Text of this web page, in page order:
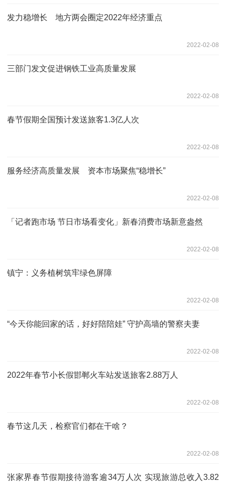
发力稳增长 地方两会圈定2022年经济重点
2022-02-08
三部门发文促进钢铁工业高质量发展
2022-02-08
春节假期全国预计发送旅客1.3亿人次
2022-02-08
服务经济高质量发展 资本市场聚焦“稳增长”
2022-02-08
「记者跑市场 节日市场看变化」新春消费市场新意盎然
2022-02-08
镇宁：义务植树筑牢绿色屏障
2022-02-08
“今天你能回家的话，好好陪陪娃” 守护高墙的警察夫妻
2022-02-08
2022年春节小长假邯郸火车站发送旅客2.88万人
2022-02-08
春节这几天，检察官们都在干啥？
2022-02-08
张家界春节假期接待游客逾34万人次 实现旅游总收入3.82